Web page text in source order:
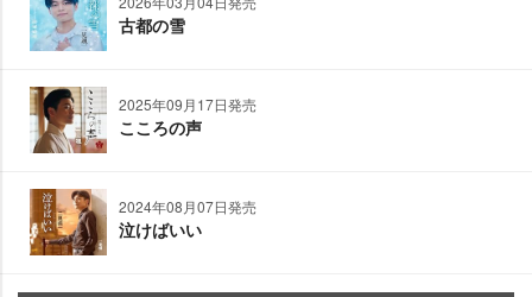
古都の雪
2025年09月17日発売
こころの声
2024年08月07日発売
泣けばいい